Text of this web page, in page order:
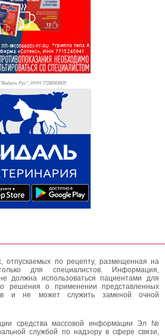
Рус", ИНН 7728043605
отпускаемых по рецепту, размещенная на
для специалистов. Информация,
должна использоваться пациентами для
решения о применении представленных
и не может служить заменой очной
средства массовой информации Эл №
службой по надзору в сфере связи,